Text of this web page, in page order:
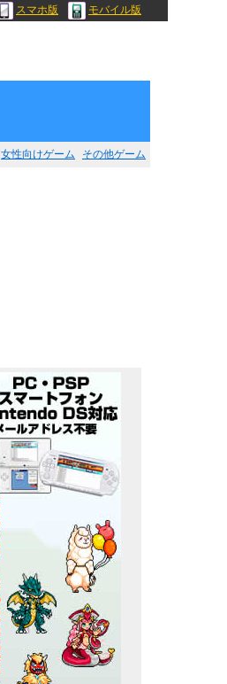
スマホ版 モバイル版
女性向けゲーム その他ゲーム